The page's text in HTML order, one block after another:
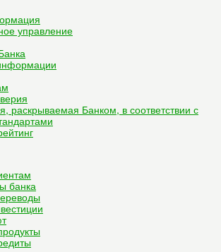
управление
раскрываемая Банком, в соответствии с
банка